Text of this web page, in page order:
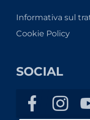
Informativa sul
Cookie Policy
SOCIAL